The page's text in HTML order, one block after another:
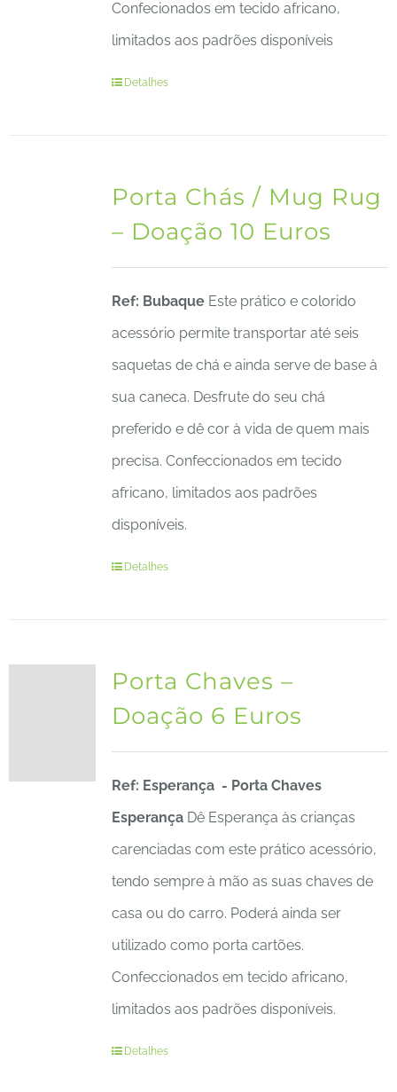
Confecionados em tecido africano,
limitados aos padrões disponíveis
Detalhes
Porta Chás / Mug Rug
– Doação 10 Euros
Ref: BubaqueEste prático e colorido
acessório permite transportar até seis
saquetas de chá e ainda serve de base à
sua caneca. Desfrute do seu chá
preferido e dê cor à vida de quem mais
precisa. Confeccionados em tecido
africano, limitados aos padrões
disponíveis.
Detalhes
Porta Chaves –
Doação 6 Euros
Ref: Esperança - Porta Chaves
EsperançaDê Esperança às crianças
carenciadas com este prático acessório,
tendo sempre à mão as suas chaves de
casa ou do carro. Poderá ainda ser
utilizado como porta cartões.
Confeccionados em tecido africano,
limitados aos padrões disponíveis.
Detalhes